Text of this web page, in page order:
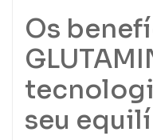
Os
seu